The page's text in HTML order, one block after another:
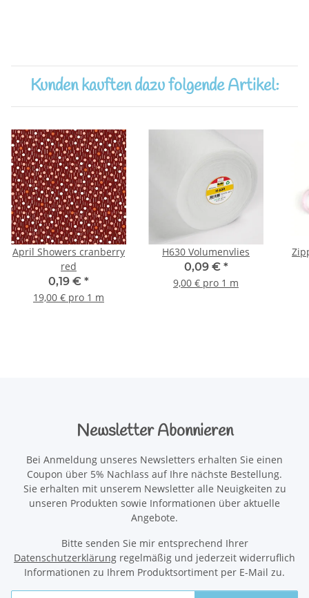
Kunden kauften dazu folgende Artikel:
April Showers cranberry
red
0,19 € *
19,00 € pro 1 m
H630 Volumenvlies
0,09 € *
9,00 € pro 1 m
Newsletter Abonnieren
Bei Anmeldung unseres Newsletters erhalten Sie einen
Coupon über 5% Nachlass auf Ihre nächste Bestellung.
Sie erhalten mit unserem Newsletter alle Neuigkeiten zu
unseren Produkten sowie Informationen über aktuelle
Angebote.
Bitte senden Sie mir entsprechend Ihrer
Datenschutzerklärung regelmäßig und jederzeit widerruflich
Informationen zu Ihrem Produktsortiment per E-Mail zu.